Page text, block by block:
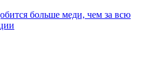
больше меди, чем за всю